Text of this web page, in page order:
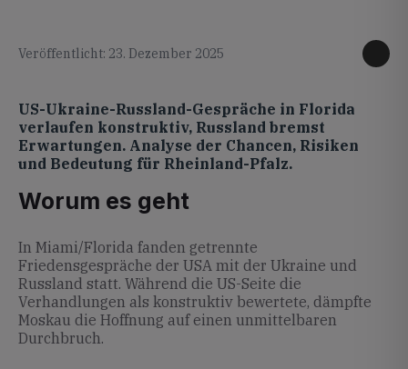
Veröffentlicht: 23. Dezember 2025
US-Ukraine-Russland-Gespräche in Florida
verlaufen konstruktiv, Russland bremst
Erwartungen. Analyse der Chancen, Risiken
und Bedeutung für Rheinland-Pfalz.
Worum es geht
In Miami/Florida fanden getrennte
Friedensgespräche der USA mit der Ukraine und
Russland statt. Während die US-Seite die
Verhandlungen als konstruktiv bewertete, dämpfte
Moskau die Hoffnung auf einen unmittelbaren
Durchbruch.